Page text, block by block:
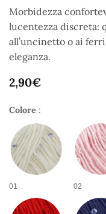
Morbidezza
lucentezza discreta:
all’uncinetto o ai
eleganza.
2,90€
Colore :
01 02